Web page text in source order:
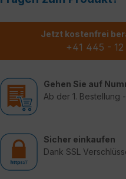
Jetzt kostenfrei
+41 445 -
Gehen Sie auf
Ab der 1. Bestellung
Sicher einkaufen
Dank SSL